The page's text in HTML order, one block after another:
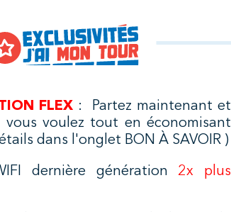
FLEX : Partez maintenant et
vous voulez tout en économisant
dans l'onglet BON À SAVOIR )
dernière génération 2x plus